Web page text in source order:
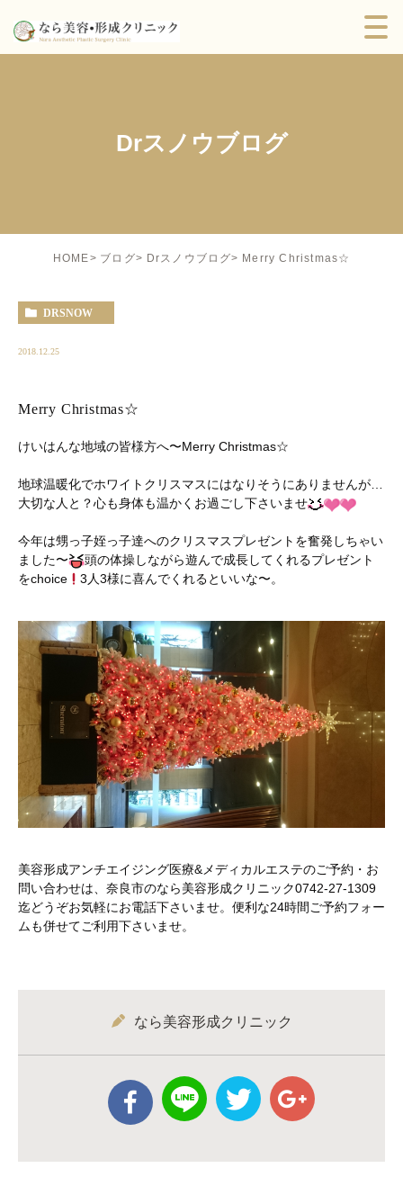
Drスノウブログ
HOME ブログ Drスノウブログ Merry Christmas☆
DRSNOW
2018.12.25
Merry Christmas☆
けいはんな地域の皆様方へ〜Merry Christmas☆
地球温暖化でホワイトクリスマスにはなりそうにありませんが…
大切な人と？心も身体も温かくお過ごし下さいませ
今年は甥っ子姪っ子達へのクリスマスプレゼントを奮発しちゃい
ました〜
頭の体操しながら遊んで成長してくれるプレゼント
をchoice
3人3様に喜んでくれるといいな〜。
美容形成アンチエイジング医療&メディカルエステのご予約・お
問い合わせは、奈良市のなら美容形成クリニック0742-27-1309
迄どうぞお気軽にお電話下さいませ。便利な24時間ご予約フォー
ムも併せてご利用下さいませ。
なら美容形成クリニック